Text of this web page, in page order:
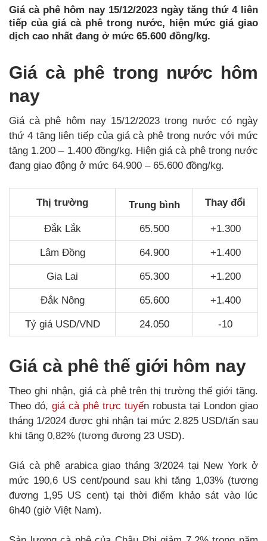
Giá cà phê hôm nay 15/12/2023 ngày tăng thứ 4 liên
tiếp của giá cà phê trong nước, hiện mức giá giao
dịch cao nhất đang ở mức 65.600 đồng/kg.
Giá cà phê trong nước hôm
nay
Giá cà phê hôm nay 15/12/2023 trong nước có ngày
thứ 4 tăng liên tiếp của giá cà phê trong nước với mức
tăng 1.200 – 1.400 đồng/kg. Hiện giá cà phê trong nước
đang giao động ở mức 64.900 – 65.600 đồng/kg.
Thị trường Trung bình Thay đổi
Đắk Lắk 65.500 +1.300
Lâm Đồng 64.900 +1.400
Gia Lai 65.300 +1.200
Đắk Nông 65.600 +1.400
Tỷ giá USD/VND 24.050 -10
Giá cà phê thế giới hôm nay
Theo ghi nhận, giá cà phê trên thị trường thế giới tăng.
Theo đó, giá cà phê trực tuyến robusta tại London giao
tháng 1/2024 được ghi nhận tại mức 2.825 USD/tấn sau
khi tăng 0,82% (tương đương 23 USD).
Giá cà phê arabica giao tháng 3/2024 tại New York ở
mức 190,6 US cent/pound sau khi tăng 1,03% (tương
đương 1,95 US cent) tại thời điểm khảo sát vào lúc
6h40 (giờ Việt Nam).